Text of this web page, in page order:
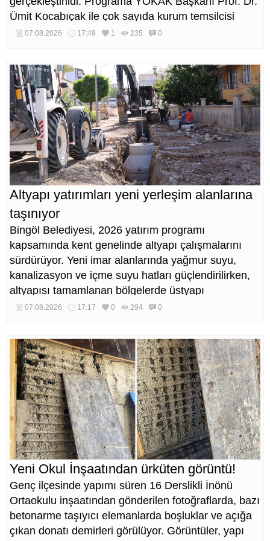
Ümit Kocabıçak ile çok sayıda kurum temsilcisi
katıldı.
07.08.2026 17:49 1 235 0
Altyapı yatırımları yeni yerleşim alanlarına
taşınıyor
Bingöl Belediyesi, 2026 yatırım programı
kapsamında kent genelinde altyapı çalışmalarını
sürdürüyor. Yeni imar alanlarında yağmur suyu,
kanalizasyon ve içme suyu hatları güçlendirilirken,
altyapısı tamamlanan bölgelerde üstyapı
düzenlemeleri de eş zamanlı yürütülüyor.
07.08.2026 17:17 0 294 0
Yeni Okul İnşaatından ürküten görüntü!
Genç ilçesinde yapımı süren 16 Derslikli İnönü
Ortaokulu inşaatından gönderilen fotoğraflarda, bazı
betonarme taşıyıcı elemanlarda boşluklar ve açığa
çıkan donatı demirleri görülüyor. Görüntüler, yapı